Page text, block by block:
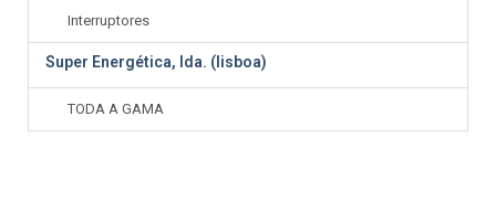
Interruptores
Super Energética, lda. (lisboa)
TODA A GAMA